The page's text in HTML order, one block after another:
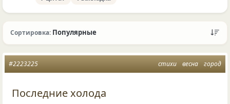
Сортировка: Популярные
стихи весна город
#2223225
Последние холода